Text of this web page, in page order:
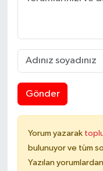
Gönder
Yorum yazarak
bulunuyor ve tüm
Yazılan